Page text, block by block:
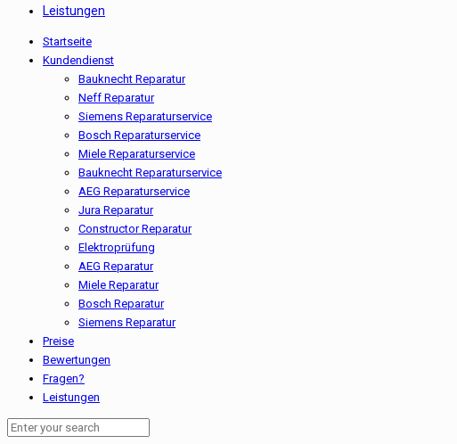
Leistungen
Startseite
Kundendienst
Bauknecht Reparatur
Neff Reparatur
Siemens Reparaturservice
Bosch Reparaturservice
Miele Reparaturservice
Bauknecht Reparaturservice
AEG Reparaturservice
Jura Reparatur
Constructor Reparatur
Elektroprüfung
AEG Reparatur
Miele Reparatur
Bosch Reparatur
Siemens Reparatur
Preise
Bewertungen
Fragen?
Leistungen